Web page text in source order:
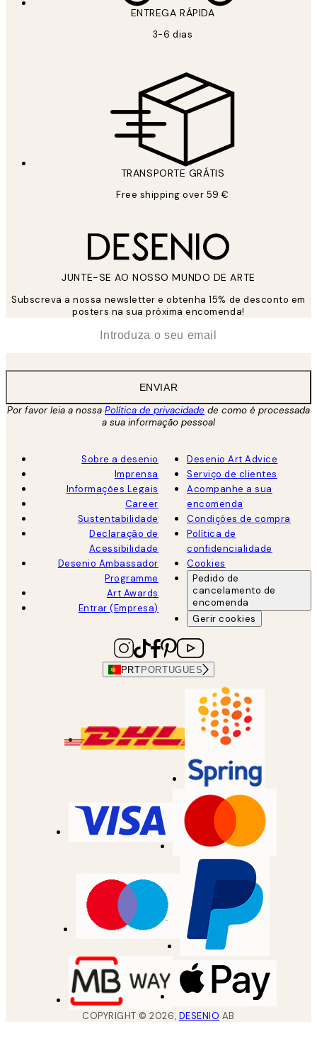
ENTREGA RÁPIDA
3-6 dias
TRANSPORTE GRÁTIS
Free shipping over 59 €
JUNTE-SE AO NOSSO MUNDO DE ARTE
Subscreva a nossa newsletter e obtenha 15% de desconto em
posters na sua próxima encomenda!
ENVIAR
Por favor leia a nossa Política de privacidade de como é processada
a sua informação pessoal
Sobre a desenio
Imprensa
Informações Legais
Career
Sustentabilidade
Declaração de
Acessibilidade
Desenio Ambassador
Programme
Art Awards
Entrar (Empresa)
Desenio Art Advice
Serviço de clientes
Acompanhe a sua
encomenda
Condições de compra
Política de
confidencialidade
Cookies
Pedido de
cancelamento de
encomenda
Gerir cookies
PRT PORTUGUES
COPYRIGHT ©2026, DESENIO AB